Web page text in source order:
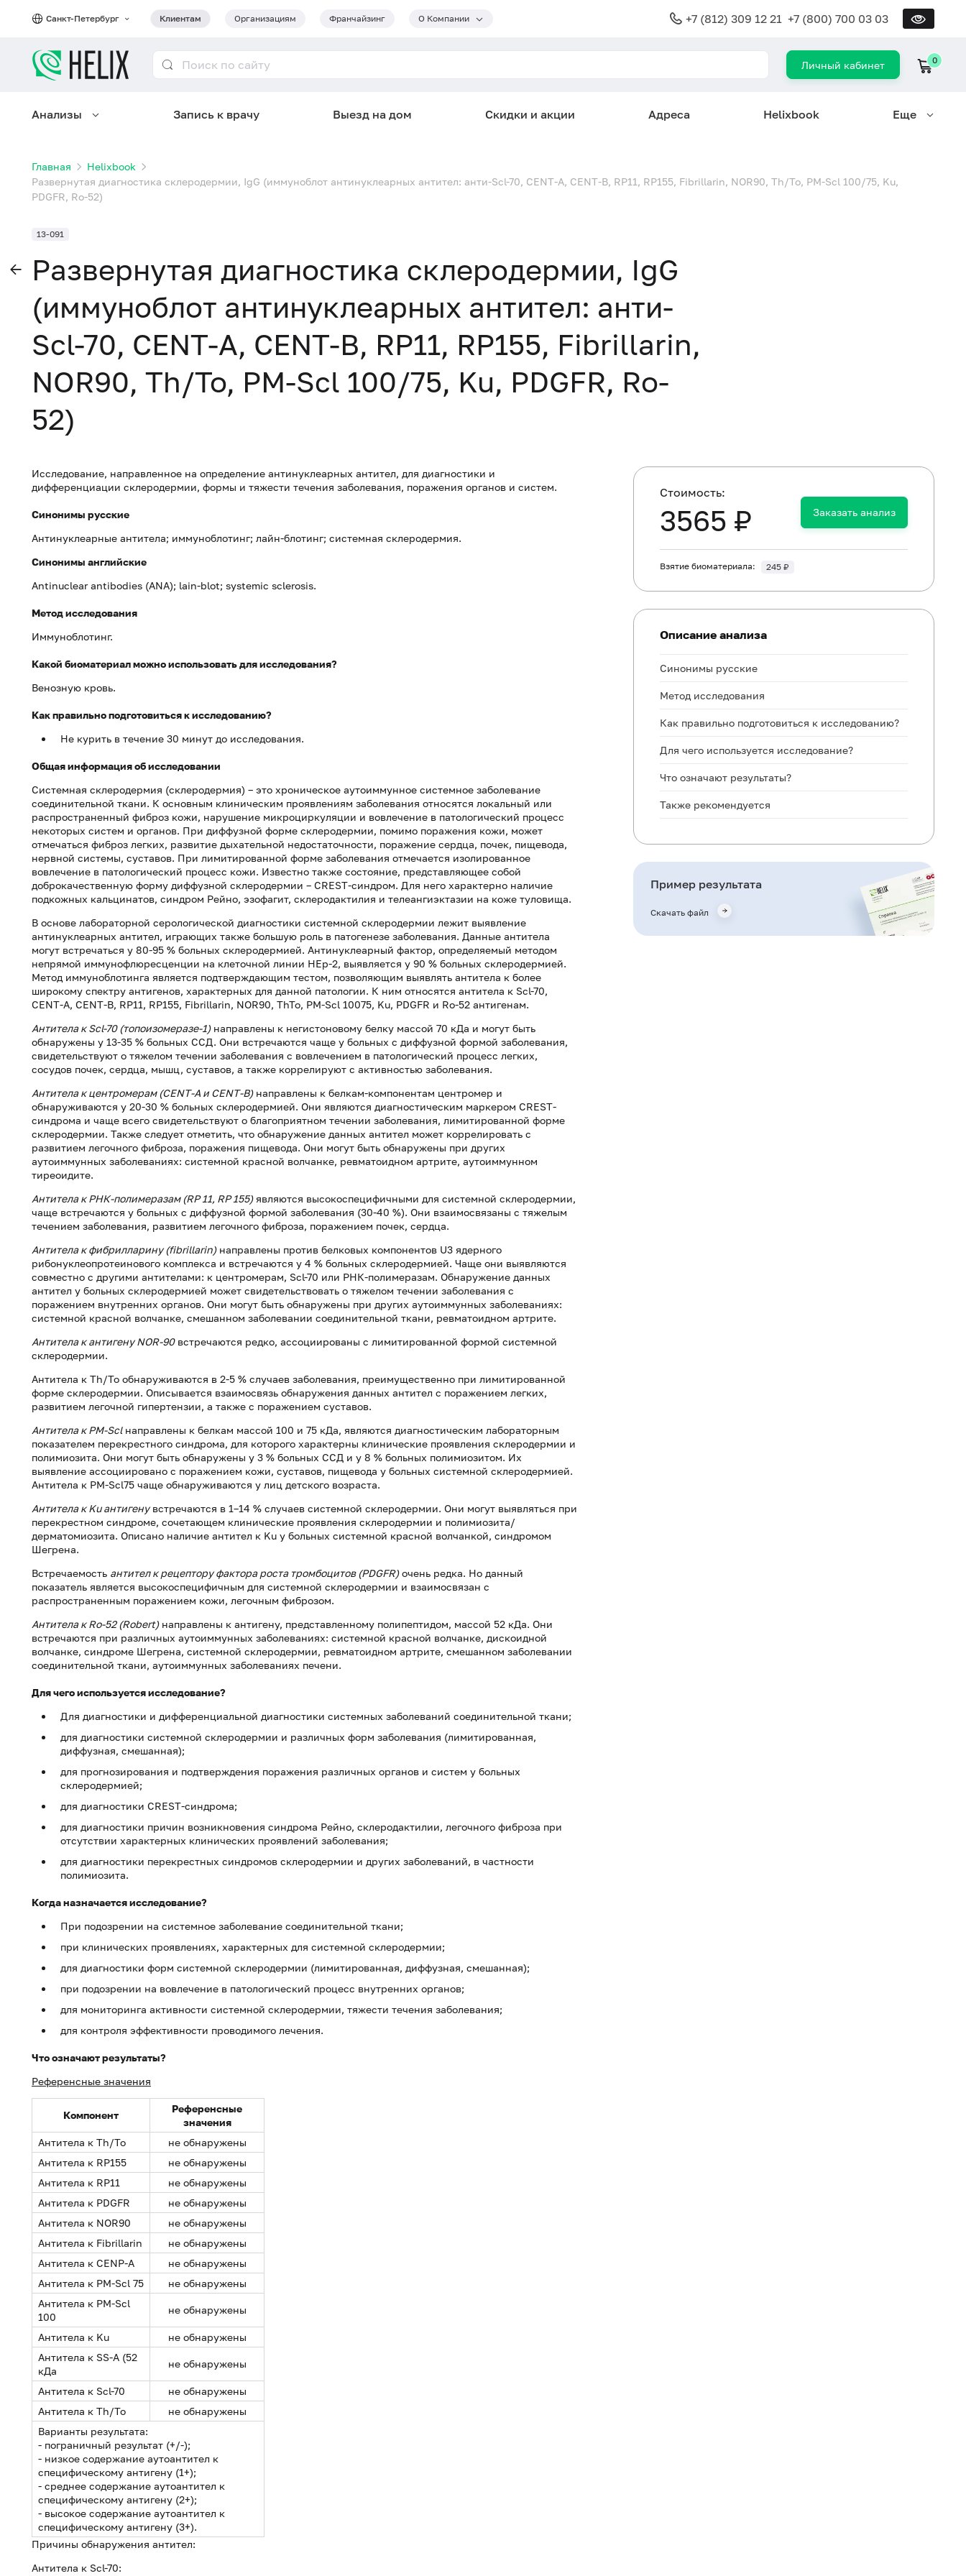
Санкт-Петербург Клиентам Организациям Франчайзинг О Компании +7 (812) 309 12 21 +7 (800) 700 03 03
Личный кабинет 0
Анализы Запись к врачу Выезд на дом Скидки и акции Адреса Helixbook Еще
Главная
Helixbook
Развернутая диагностика склеродермии, IgG (иммуноблот антинуклеарных антител: анти-Scl-70, CENT-A, CENT-B, RP11, RP155, Fibrillarin, NOR90, Th/To, PM-Scl 100/75, Ku,
PDGFR, Ro-52)
13-091
Развернутая диагностика склеродермии, IgG
(иммуноблот антинуклеарных антител: анти-
Scl-70, CENT-A, CENT-B, RP11, RP155, Fibrillarin,
NOR90, Th/To, PM-Scl 100/75, Ku, PDGFR, Ro-
52)
Исследование, направленное на определение антинуклеарных антител, для диагностики и
дифференциации склеродермии, формы и тяжести течения заболевания, поражения органов и систем.
Синонимы русские
Антинуклеарные антитела; иммуноблотинг; лайн-блотинг; системная склеродермия.
Синонимы английские
Antinuclear antibodies (ANA); lain-blot; systemic sclerosis.
Метод исследования
Иммуноблотинг.
Какой биоматериал можно использовать для исследования?
Венозную кровь.
Как правильно подготовиться к исследованию?
Не курить в течение 30 минут до исследования.
Общая информация об исследовании
Системная склеродермия (склеродермия) – это хроническое аутоиммунное системное заболевание
соединительной ткани. К основным клиническим проявлениям заболевания относятся локальный или
распространенный фиброз кожи, нарушение микроциркуляции и вовлечение в патологический процесс
некоторых систем и органов. При диффузной форме склеродермии, помимо поражения кожи, может
отмечаться фиброз легких, развитие дыхательной недостаточности, поражение сердца, почек, пищевода,
нервной системы, суставов. При лимитированной форме заболевания отмечается изолированное
вовлечение в патологический процесс кожи. Известно также состояние, представляющее собой
доброкачественную форму диффузной склеродермии – CREST-синдром. Для него характерно наличие
подкожных кальцинатов, синдром Рейно, эзофагит, склеродактилия и телеангиэктазии на коже туловища.
В основе лабораторной серологической диагностики системной склеродермии лежит выявление
антинуклеарных антител, играющих также большую роль в патогенезе заболевания. Данные антитела
могут встречаться у 80-95 % больных склеродермией. Антинуклеарный фактор, определяемый методом
непрямой иммунофлюресценции на клеточной линии HEp-2, выявляется у 90 % больных склеродермией.
Метод иммуноблотинга является подтверждающим тестом, позволяющим выявлять антитела к более
широкому спектру антигенов, характерных для данной патологии. К ним относятся антитела к Scl-70,
CENT-A, CENT-B, RP11, RP155, Fibrillarin, NOR90, ThTo, PM-Scl 10075, Ku, PDGFR и Ro-52 антигенам.
Антитела к Scl-70 (топоизомеразе-1)направлены к негистоновому белку массой 70 кДа и могут быть
обнаружены у 13-35 % больных ССД. Они встречаются чаще у больных с диффузной формой заболевания,
свидетельствуют о тяжелом течении заболевания с вовлечением в патологический процесс легких,
сосудов почек, сердца, мышц, суставов, а также коррелируют с активностью заболевания.
Антитела к центромерам (CENТ-A и CENТ-В)направлены к белкам-компонентам центромер и
обнаруживаются у 20-30 % больных склеродермией. Они являются диагностическим маркером CREST-
синдрома и чаще всего свидетельствуют о благоприятном течении заболевания, лимитированной форме
склеродермии. Также следует отметить, что обнаружение данных антител может коррелировать с
развитием легочного фиброза, поражения пищевода. Они могут быть обнаружены при других
аутоиммунных заболеваниях: системной красной волчанке, ревматоидном артрите, аутоиммунном
тиреоидите.
Антитела к РНК-полимеразам (RP 11, RP 155)являются высокоспецифичными для системной склеродермии,
чаще встречаются у больных с диффузной формой заболевания (30-40 %). Они взаимосвязаны с тяжелым
течением заболевания, развитием легочного фиброза, поражением почек, сердца.
Антитела к фибрилларину (fibrillarin)направлены против белковых компонентов U3 ядерного
рибонуклеопротеинового комплекса и встречаются у 4 % больных склеродермией. Чаще они выявляются
совместно с другими антителами: к центромерам, Scl-70 или РНК-полимеразам. Обнаружение данных
антител у больных склеродермией может свидетельствовать о тяжелом течении заболевания с
поражением внутренних органов. Они могут быть обнаружены при других аутоиммунных заболеваниях:
системной красной волчанке, смешанном заболевании соединительной ткани, ревматоидном артрите.
Антитела к антигену NOR-90встречаются редко, ассоциированы с лимитированной формой системной
склеродермии.
Антитела к Th/To обнаруживаются в 2-5 % случаев заболевания, преимущественно при лимитированной
форме склеродермии. Описывается взаимосвязь обнаружения данных антител с поражением легких,
развитием легочной гипертензии, а также с поражением суставов.
Антитела к PM-Sclнаправлены к белкам массой 100 и 75 кДа, являются диагностическим лабораторным
показателем перекрестного синдрома, для которого характерны клинические проявления склеродермии и
полимиозита. Они могут быть обнаружены у 3 % больных ССД и у 8 % больных полимиозитом. Их
выявление ассоциировано с поражением кожи, суставов, пищевода у больных системной склеродермией.
Антитела к PM-Scl75 чаще обнаруживаются у лиц детского возраста.
Антитела к Ku антигенувстречаются в 1–14 % случаев системной склеродермии. Они могут выявляться при
перекрестном синдроме, сочетающем клинические проявления склеродермии и полимиозита/
дерматомиозита. Описано наличие антител к Ku у больных системной красной волчанкой, синдромом
Шегрена.
Встречаемость антител к рецептору фактора роста тромбоцитов (PDGFR)очень редка. Но данный
показатель является высокоспецифичным для системной склеродермии и взаимосвязан с
распространенным поражением кожи, легочным фиброзом.
Антитела к Ro-52 (Robert)направлены к антигену, представленному полипептидом, массой 52 кДа. Они
встречаются при различных аутоиммунных заболеваниях: системной красной волчанке, дискоидной
волчанке, синдроме Шегрена, системной склеродермии, ревматоидном артрите, смешанном заболевании
соединительной ткани, аутоиммунных заболеваниях печени.
Для чего используется исследование?
Для диагностики и дифференциальной диагностики системных заболеваний соединительной ткани;
для диагностики системной склеродермии и различных форм заболевания (лимитированная,
диффузная, смешанная);
для прогнозирования и подтверждения поражения различных органов и систем у больных
склеродермией;
для диагностики CREST-синдрома;
для диагностики причин возникновения синдрома Рейно, склеродактилии, легочного фиброза при
отсутствии характерных клинических проявлений заболевания;
для диагностики перекрестных синдромов склеродермии и других заболеваний, в частности
полимиозита.
Когда назначается исследование?
При подозрении на системное заболевание соединительной ткани;
при клинических проявлениях, характерных для системной склеродермии;
для диагностики форм системной склеродермии (лимитированная, диффузная, смешанная);
при подозрении на вовлечение в патологический процесс внутренних органов;
для мониторинга активности системной склеродермии, тяжести течения заболевания;
для контроля эффективности проводимого лечения.
Что означают результаты?
Референсные значения
Компонент
Референсные
значения
Антитела к Th/To
не обнаружены
Антитела к RP155
не обнаружены
Антитела к RP11
не обнаружены
Антитела к PDGFR
не обнаружены
Антитела к NOR90
не обнаружены
Антитела к Fibrillarin
не обнаружены
Антитела к CENP-A
не обнаружены
Антитела к PM-Scl 75
не обнаружены
Антитела к PM-Scl
100
не обнаружены
Антитела к Ku
не обнаружены
Антитела к SS-A (52
кДа
не обнаружены
Антитела к Scl-70
не обнаружены
Антитела к Th/To
не обнаружены
Варианты результата:
- пограничный результат (+/-);
- низкое содержание аутоантител к
специфическому антигену (1+);
- среднее содержание аутоантител к
специфическому антигену (2+);
- высокое содержание аутоантител к
специфическому антигену (3+).
Причины обнаружения антител:
Антитела к Scl-70:
Cтоимость:
3565 ₽ Заказать анализ
Взятие биоматериала: 245 ₽
Описание анализа
Синонимы русские
Метод исследования
Как правильно подготовиться к исследованию?
Для чего используется исследование?
Что означают результаты?
Также рекомендуется
Литература
Пример результата
Скачать файл